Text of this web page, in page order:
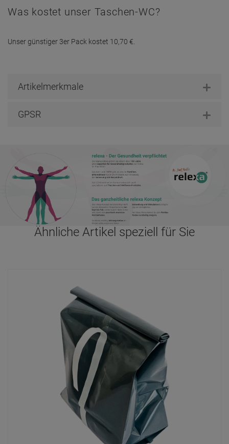
Was kostet unser Taschen-WC?
Unser günstiger 3er Pack kostet 10,70 €.
Artikelmerkmale
GPSR
Ähnliche Artikel speziell für Sie